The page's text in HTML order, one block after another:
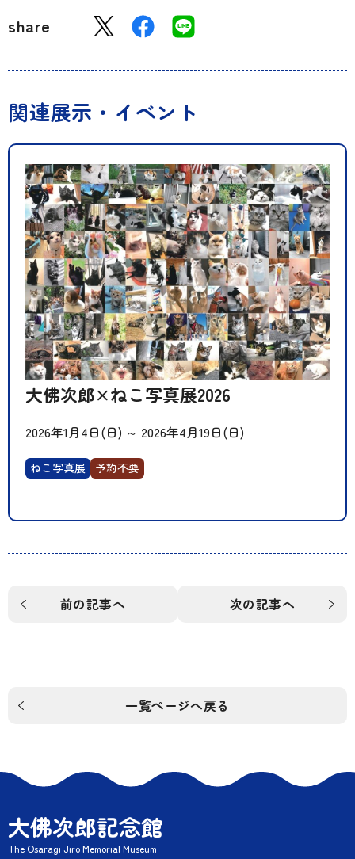
share
関連展示・イベント
大佛次郎×ねこ写真展2026
2026年1月4日(日) ～ 2026年4月19日(日)
ねこ写真展 予約不要
前の記事へ 次の記事へ
一覧ページへ戻る
大佛次郎記念館
The Osaragi Jiro Memorial Museum